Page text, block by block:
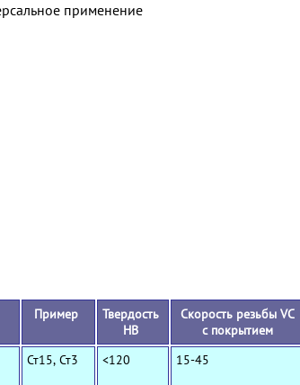
применение
Пример
Твердость
HB
Скорость резьбы VC
с покрытием
Ст15, Ст3 <120 15-45